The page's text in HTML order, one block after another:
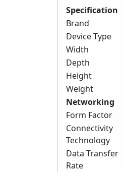
Specification
Brand
Device Type
Width
Depth
Height
Weight
Networking
Form Factor
Connectivity
Technology
Data Transfer
Rate